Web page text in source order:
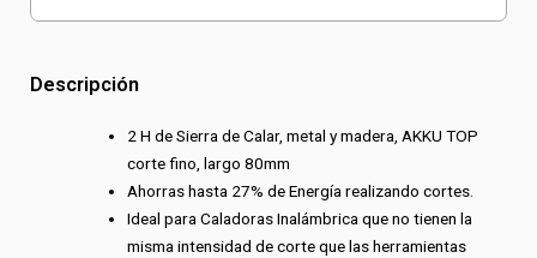
Descripción
2 H de Sierra de Calar, metal y madera, AKKU TOP
corte fino, largo 80mm
Ahorras hasta 27% de Energía realizando cortes.
Ideal para Caladoras Inalámbrica que no tienen la
misma intensidad de corte que las herramientas